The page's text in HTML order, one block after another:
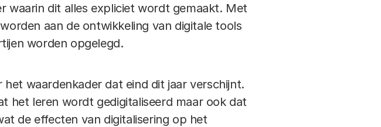
waarin dit alles expliciet wordt gemaakt. Met
aan de ontwikkeling van digitale tools
worden opgelegd.
het waardenkader dat eind dit jaar verschijnt.
het leren wordt gedigitaliseerd maar ook dat
de effecten van digitalisering op het